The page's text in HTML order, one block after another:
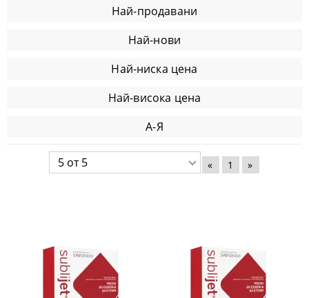
Най-продавани
Най-нови
Най-ниска цена
Най-висока цена
А-Я
« 1 »